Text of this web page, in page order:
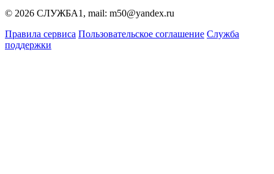
© 2026 СЛУЖБА1, mail: m50@yandex.ru
Правила сервиса Пользовательское соглашение Служба
поддержки